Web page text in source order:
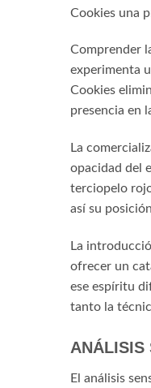
Cookies una
Comprender
experimenta
Cookies
presencia en
La
opacidad del
terciopelo
así su
La
ofrecer un
ese espíritu
tanto la
ANÁLISIS
El análisis